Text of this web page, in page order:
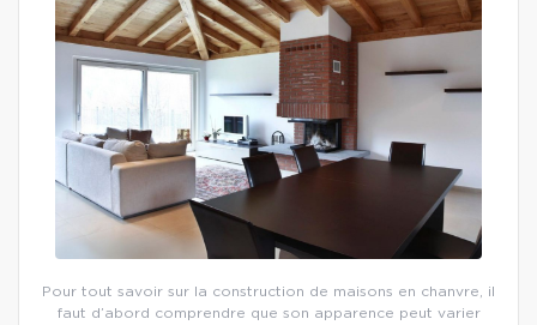
Pour tout savoir sur la construction de maisons en chanvre, il
faut d’abord comprendre que son apparence peut varier